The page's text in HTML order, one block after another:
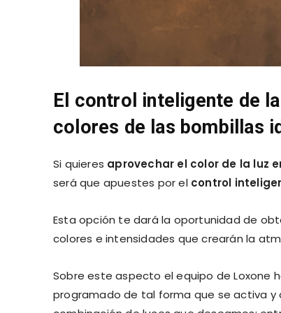
El control inteligente de
colores de las bombillas
Si quieres aprovechar el color de la luz
será que apuestes por el control
Esta opción te dará la oportunidad de
colores e intensidades que crearán la
Sobre este aspecto el equipo de Loxone
programado de tal forma que se activa